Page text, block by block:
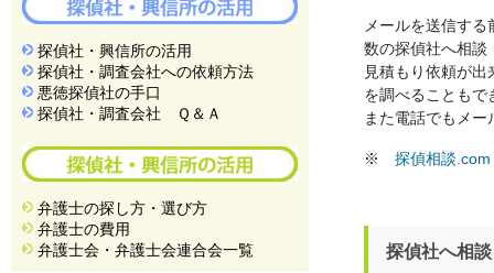
探偵社・興信所の活用
探偵社・調査会社への依頼方法
悪徳探偵社の手口
探偵社・調査会社 Ｑ＆Ａ
弁護士の探し方・選び方
弁護士の費用
弁護士会・弁護士会連合会一覧
メールを送信す
数の探偵社へ相談
見積もり依頼が
を調べることもで
また電話でもメ
※ 探偵相談.com
探偵社へ相